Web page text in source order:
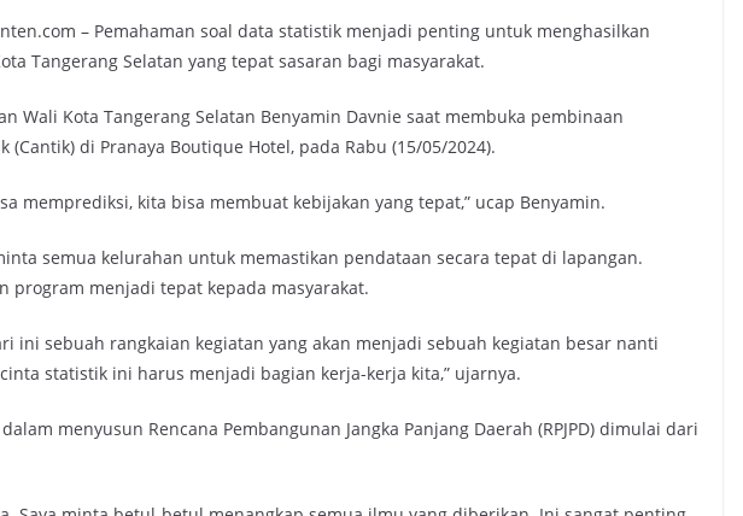
– Pemahaman soal data statistik menjadi penting untuk menghasilkan
Tangerang Selatan yang tepat sasaran bagi masyarakat.
Wali Kota Tangerang Selatan Benyamin Davnie saat membuka pembinaan
(Cantik) di Pranaya Boutique Hotel, pada Rabu (15/05/2024).
memprediksi, kita bisa membuat kebijakan yang tepat,” ucap Benyamin.
semua kelurahan untuk memastikan pendataan secara tepat di lapangan.
program menjadi tepat kepada masyarakat.
ini sebuah rangkaian kegiatan yang akan menjadi sebuah kegiatan besar nanti
statistik ini harus menjadi bagian kerja-kerja kita,” ujarnya.
menyusun Rencana Pembangunan Jangka Panjang Daerah (RPJPD) dimulai dari